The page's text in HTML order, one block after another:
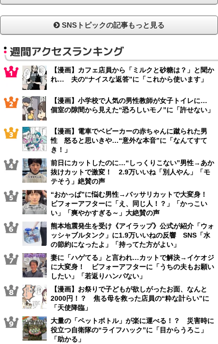
SNSトピックの記事もっと見る
週間アクセスランキング
【漫画】カフェ店員から「ミルクと砂糖は？」と聞か
れ… 夫の“ナイスな返答”に「これから使います」
【漫画】小学校で人気の男性教師が女子トイレに…
個室の隙間から見えた“恐ろしいモノ”に「許せない」
【漫画】電車でベビーカーの赤ちゃんに蹴られた男
性 怒ると思いきや…“意外な本音”に「なんてすて
き！」
前日にカットしたのに…“しっくりこない”男性→あか
抜けカットで激変！ 2.9万いいね「別人やん」「モ
テそう」絶賛の声
“おかっぱ”に悩む男性→バッサリカットで大変身！
ビフォーアフターに「え、同じ人！？」「かっこい
い」「爽やかすぎる～」大絶賛の声
熊本地震発生を受け《アイラップ》公式が紹介「ウォ
ッシャブルタンク」に1.9万いいねの反響 SNS「水
の節約になったよ」「持ってた方がよい」
妻に「ハゲてる」と言われ…カットで解決→イケオジ
に大変身！ ビフォーアフターに「うちの夫もお願い
したい」「若返りハンパない」
【漫画】お祭りで子どもが欲しがったお面、なんと
2000円！？ 焦る母を救った店員の“粋な計らい”に
「天使降臨」
大量の「ペットボトル」が楽に運べる！？ 災害時に
役立つ自衛隊の“ライフハック”に「目からうろこ」
「助かる」